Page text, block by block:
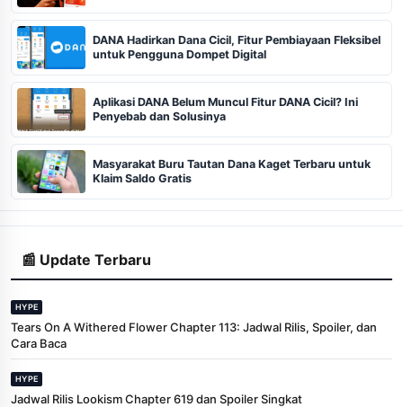
DANA Hadirkan Dana Cicil, Fitur Pembiayaan Fleksibel
untuk Pengguna Dompet Digital
Aplikasi DANA Belum Muncul Fitur DANA Cicil? Ini
Penyebab dan Solusinya
Masyarakat Buru Tautan Dana Kaget Terbaru untuk
Klaim Saldo Gratis
📰 Update Terbaru
HYPE
Tears On A Withered Flower Chapter 113: Jadwal Rilis, Spoiler, dan
Cara Baca
HYPE
Jadwal Rilis Lookism Chapter 619 dan Spoiler Singkat